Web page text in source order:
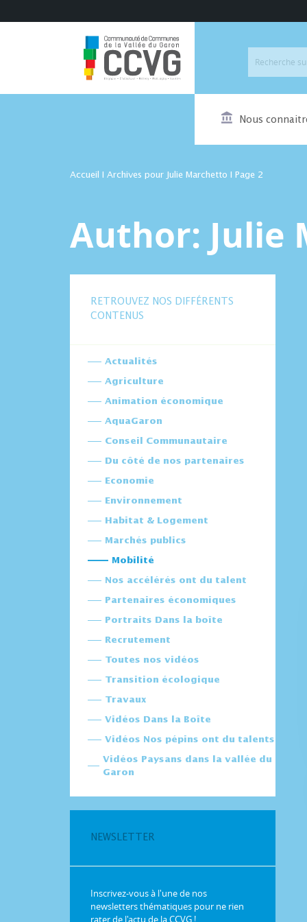
Nous
Accueil Archives pour Julie Marchetto Page 2
Author: Julie
RETROUVEZ NOS DIFFÉRENTS
CONTENUS
Actualités
Agriculture
Animation économique
AquaGaron
Conseil Communautaire
Du côté de nos partenaires
Economie
Environnement
Habitat & Logement
Marchés publics
Mobilité
Nos accélérés ont du talent
Partenaires économiques
Portraits Dans la boîte
Recrutement
Toutes nos vidéos
Transition écologique
Travaux
Vidéos Dans la Boîte
Vidéos Nos pépins ont du talents
Vidéos Paysans dans la vallée du
Garon
NEWSLETTER
Inscrivez-vous à l'une de nos
newsletters thématiques pour ne rien
rater de l'actu de la CCVG !